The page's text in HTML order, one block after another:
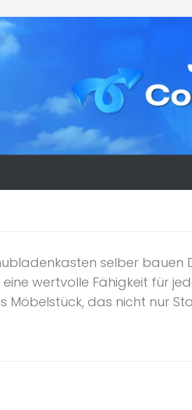
selber bauen
wertvolle Fähigkeit für
Möbelstück, das nicht nur